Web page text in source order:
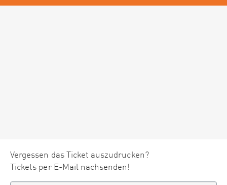
Vergessen das Ticket auszudrucken?
Tickets per E-Mail nachsenden!